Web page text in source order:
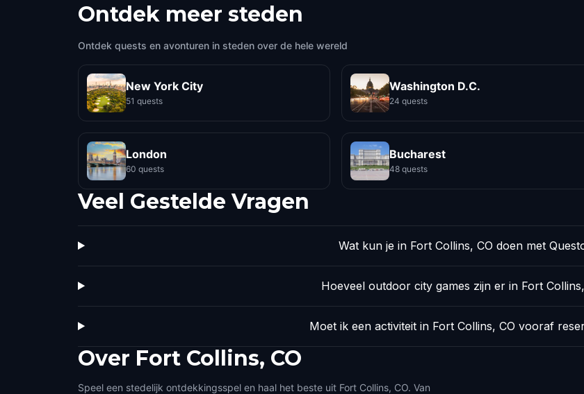
Ontdek meer steden
Ontdek quests en avonturen in steden over de hele wereld
New York City
51 quests
Washington D.C.
24 quests
London
60 quests
Bucharest
48 quests
Veel Gestelde Vragen
Wat kun je in Fort Collins, CO doen met
Hoeveel outdoor city games zijn er in Fort
Moet ik een activiteit in Fort Collins, CO vooraf
Over Fort Collins, CO
Speel een stedelijk ontdekkingsspel en haal het beste uit Fort Collins, CO. Van